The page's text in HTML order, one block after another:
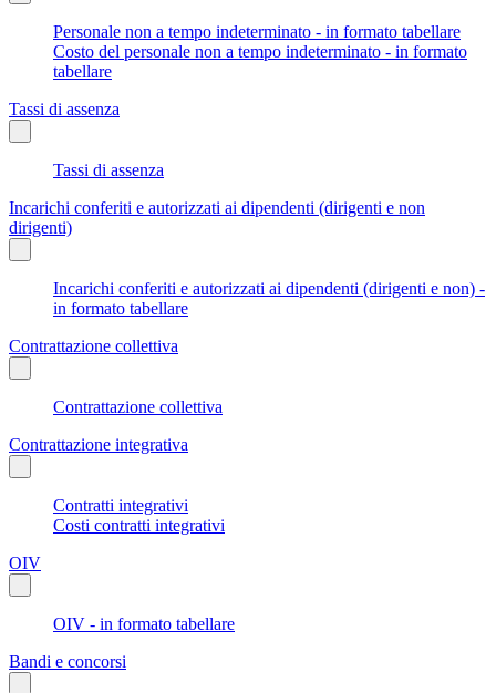
Personale non a tempo indeterminato - in formato tabellare
Costo del personale non a tempo indeterminato - in formato
tabellare
Tassi di assenza
Tassi di assenza
Incarichi conferiti e autorizzati ai dipendenti (dirigenti e non
dirigenti)
Incarichi conferiti e autorizzati ai dipendenti (dirigenti e non) -
in formato tabellare
Contrattazione collettiva
Contrattazione collettiva
Contrattazione integrativa
Contratti integrativi
Costi contratti integrativi
OIV
OIV - in formato tabellare
Bandi e concorsi